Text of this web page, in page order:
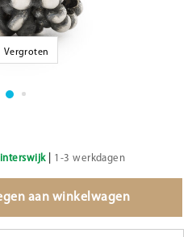
Vergroten
| 1-3 werkdagen
aan winkelwagen